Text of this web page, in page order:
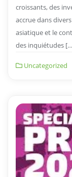
croissants, des
accrue dans
asiatique et le
des inquiétudes
Uncategorized